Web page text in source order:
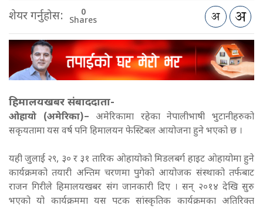
शेयर गर्नुहोस: 0
Shares
हिमालयखबर संबाददाता-
ओहायो (अमेरिका)– अमेरिकामा रहेका नेपालीभाषी भुटानीहरुको
सकृयतामा यस वर्ष पनि हिमालयन फेस्टिबल आयोजना हुने भएको छ ।
यही जुलाई २९, ३० र ३१ तारिक ओहायोको मिडलबर्ग हाइट ओहायोमा हुने
कार्यक्रमको तयारी अन्तिम चरणमा पुगेको आयोजक संस्थाको तर्फबाट
राजन गिरीले हिमालयखबर संग जानकारी दिए । सन् २०१४ देखि सुरु
भएको यो कार्यक्रममा यस पटक सांस्कृतिक कार्यक्रमका अतिरिक्त